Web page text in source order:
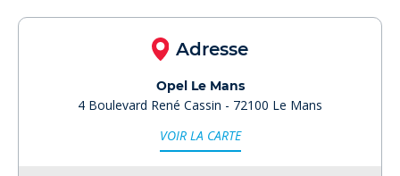
Adresse
Opel Le Mans
4 Boulevard René Cassin - 72100 Le Mans
VOIR LA CARTE